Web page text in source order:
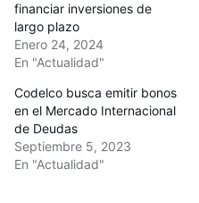
financiar inversiones de
largo plazo
Enero 24, 2024
En "Actualidad"
Codelco busca emitir bonos
en el Mercado Internacional
de Deudas
Septiembre 5, 2023
En "Actualidad"